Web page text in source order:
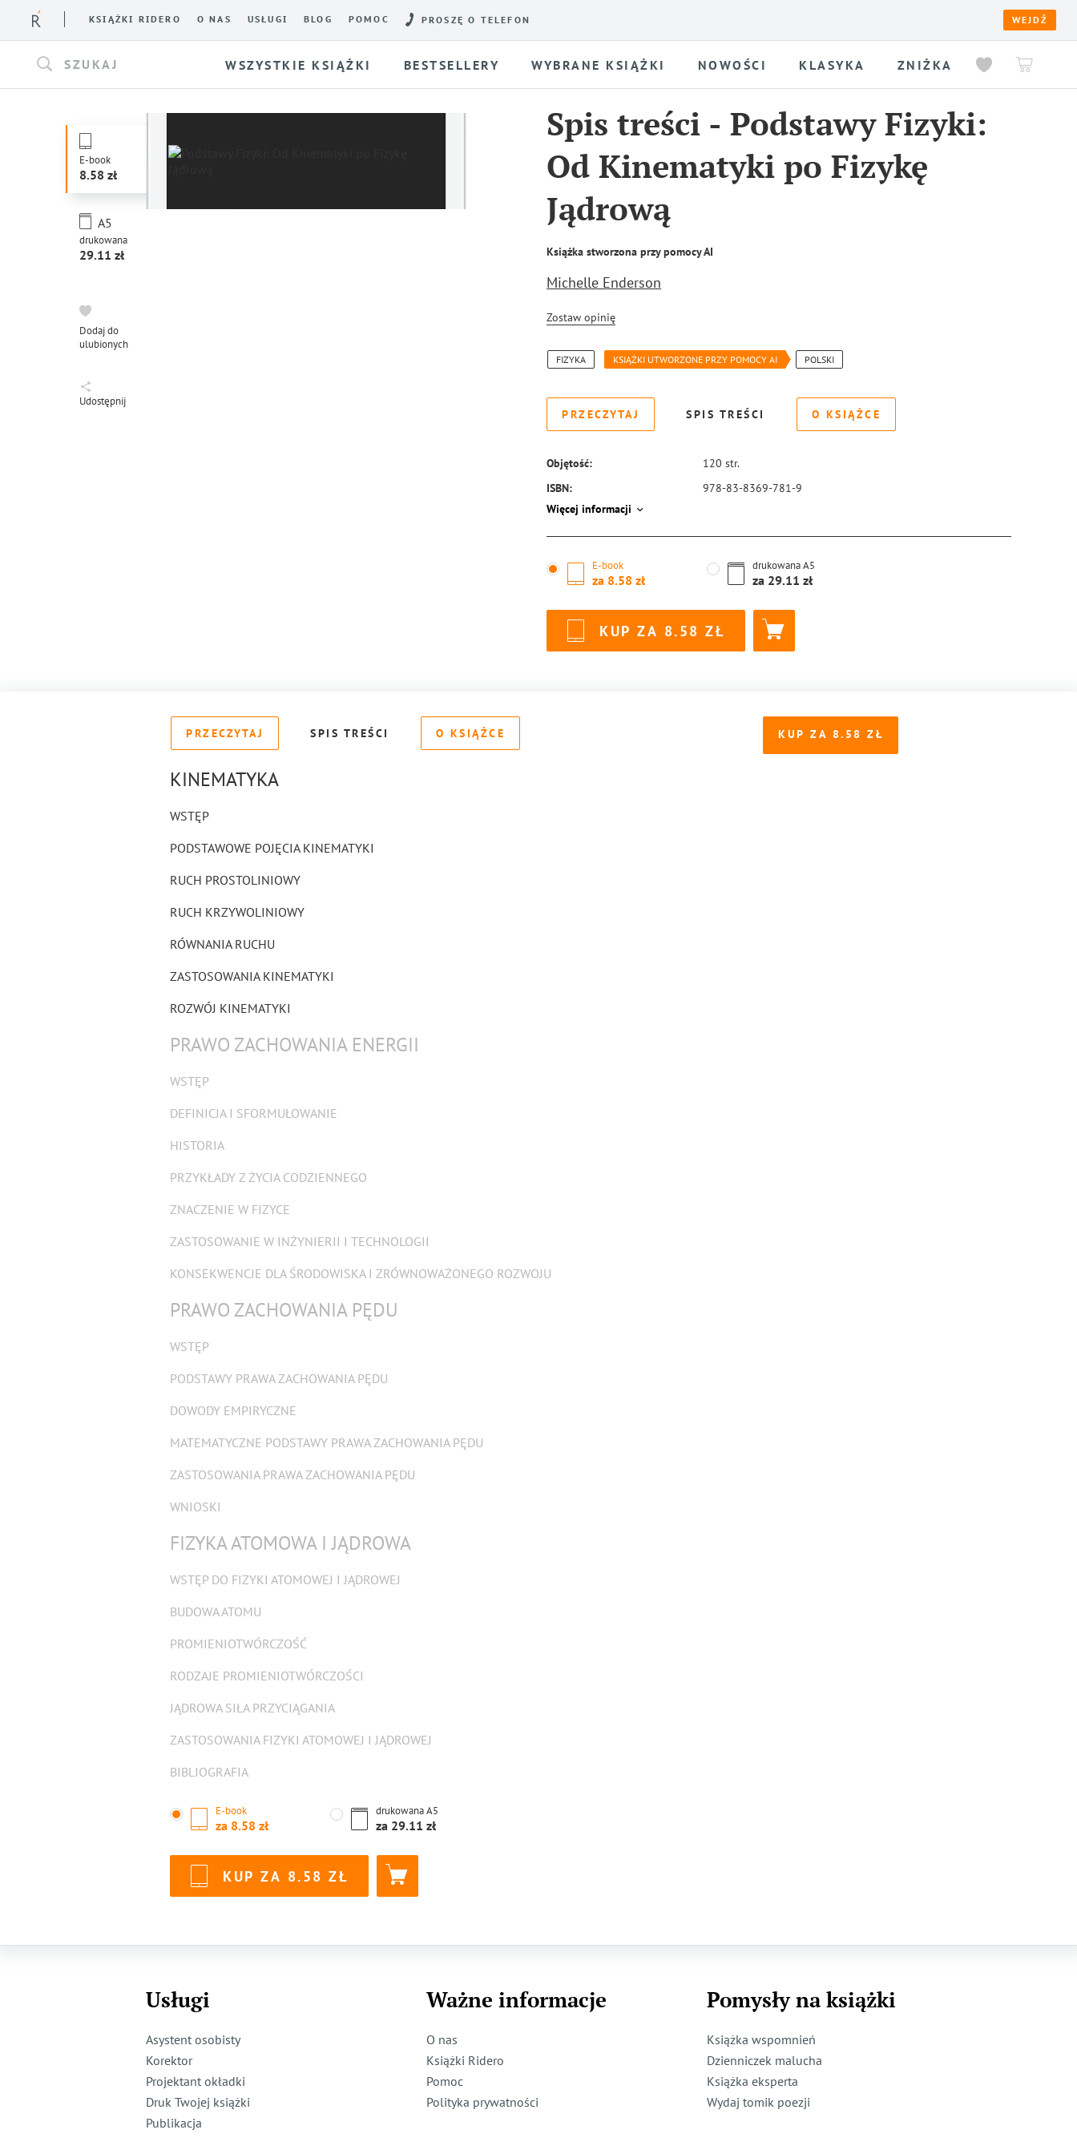
KSIĄŻKI RIDERO O NAS USŁUGI BLOG POMOC PROSZĘ O TELEFON WEJDŹ
SZUKAJ WSZYSTKIE KSIĄŻKI BESTSELLERY WYBRANE KSIĄŻKI NOWOŚCI KLASYKA ZNIŻKA
E-book
8.58
drukowana
A5
29.11
Dodaj do
ulubionych
Udostępnij
Spis treści - Podstawy Fizyki:
Od Kinematyki po Fizykę
Jądrową
Książka stworzona przy pomocy AI
Michelle Enderson
Zostaw opinię
FIZYKA KSIĄŻKI UTWORZONE PRZY POMOCY AI POLSKI
PRZECZYTAJ SPIS TREŚCI O KSIĄŻCE
Objętość: 120 str.
ISBN:
978-83-8369-781-9
Więcej informacji
E-book
za 8.58
drukowanaA5
za 29.11
KUP ZA 8.58
KUP ZA 8.58
PRZECZYTAJ SPIS TREŚCI O KSIĄŻCE
KINEMATYKA
WSTĘP
PODSTAWOWE POJĘCIA KINEMATYKI
RUCH PROSTOLINIOWY
RUCH KRZYWOLINIOWY
RÓWNANIA RUCHU
ZASTOSOWANIA KINEMATYKI
ROZWÓJ KINEMATYKI
PRAWO ZACHOWANIA ENERGII
WSTĘP
DEFINICJA I SFORMUŁOWANIE
HISTORIA
PRZYKŁADY Z ŻYCIA CODZIENNEGO
ZNACZENIE W FIZYCE
ZASTOSOWANIE W INŻYNIERII I TECHNOLOGII
KONSEKWENCJE DLA ŚRODOWISKA I ZRÓWNOWAŻONEGO ROZWOJU
PRAWO ZACHOWANIA PĘDU
WSTĘP
PODSTAWY PRAWA ZACHOWANIA PĘDU
DOWODY EMPIRYCZNE
MATEMATYCZNE PODSTAWY PRAWA ZACHOWANIA PĘDU
ZASTOSOWANIA PRAWA ZACHOWANIA PĘDU
WNIOSKI
FIZYKA ATOMOWA I JĄDROWA
WSTĘP DO FIZYKI ATOMOWEJ I JĄDROWEJ
BUDOWA ATOMU
PROMIENIOTWÓRCZOŚĆ
RODZAJE PROMIENIOTWÓRCZOŚCI
JĄDROWA SIŁA PRZYCIĄGANIA
ZASTOSOWANIA FIZYKI ATOMOWEJ I JĄDROWEJ
BIBLIOGRAFIA
E-book
za 8.58
drukowanaA5
za 29.11
KUP ZA 8.58
Usługi
Asystent osobisty
Korektor
Projektant okładki
Druk Twojej książki
Publikacja
Ważne informacje
O nas
Książki Ridero
Pomoc
Polityka prywatności
Pomysły na książki
Książka wspomnień
Dzienniczek malucha
Książka eksperta
Wydaj tomik poezji